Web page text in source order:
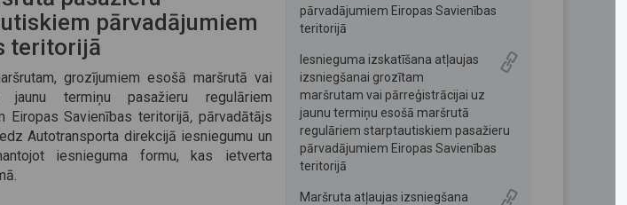
pārvadājumiem
teritorijā
grozījumiem esošā maršrutā vai
termiņu pasažieru regulāriem
Eiropas Savienības teritorijā, pārvadātājs
Autotransporta direkcijā iesniegumu un
iesnieguma formu, kas ietverta
pārvadājumiem Eiropas Savienības
teritorijā
Iesnieguma izskatīšana atļaujas
izsniegšanai grozītam
maršrutam vai pārreģistrācijai uz
jaunu termiņu esošā maršrutā
regulāriem starptautiskiem pasažieru
pārvadājumiem Eiropas Savienības
teritorijā
Maršruta atļaujas izsniegšana